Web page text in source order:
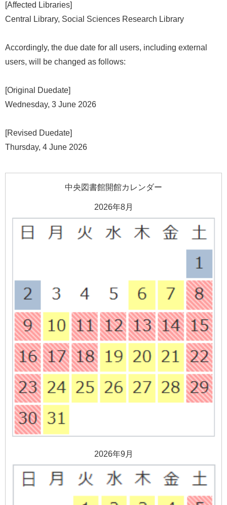
[Affected Libraries]
Central Library, Social Sciences Research Library
Accordingly, the due date for all users, including external
users, will be changed as follows:
[Original Duedate]
Wednesday, 3 June 2026
[Revised Duedate]
Thursday, 4 June 2026
中央図書館開館カレンダー
2026年8月
2026年9月